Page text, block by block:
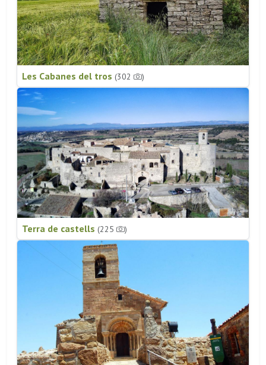
Les Cabanes del tros (302 )
Terra de castells (225 )